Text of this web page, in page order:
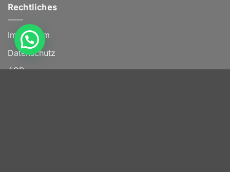
Rechtliches
Impressum
Datenschutz
AGB